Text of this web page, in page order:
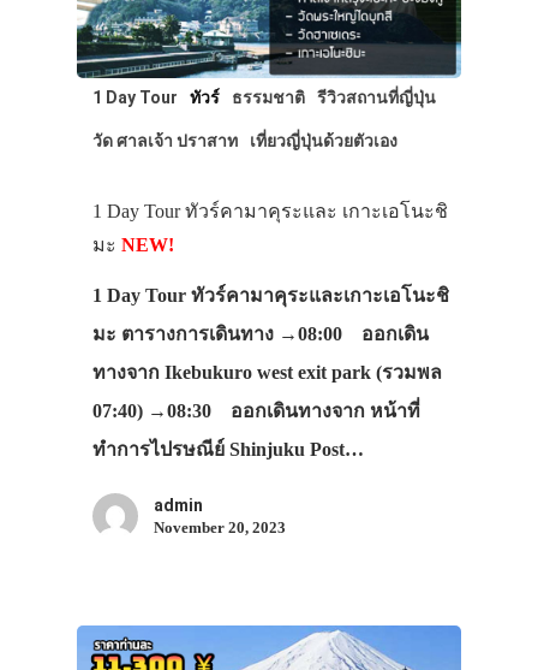
1 Day Tour ทัวร์ ธรรมชาติ รีวิวสถานที่ญี่ปุ่น
วัด ศาลเจ้า ปราสาท เที่ยวญี่ปุ่นด้วยตัวเอง
1 Day Tour ทัวร์คามาคุระและ เกาะเอโนะชิ
มะ NEW!
1 Day Tour ทัวร์คามาคุระและเกาะเอโนะชิ
มะ ตารางการเดินทาง →08:00 ออกเดิน
ทางจาก Ikebukuro west exit park (รวมพล
07:40) →08:30 ออกเดินทางจาก หน้าที่
ทำการไปรษณีย์ Shinjuku Post…
admin
November 20, 2023